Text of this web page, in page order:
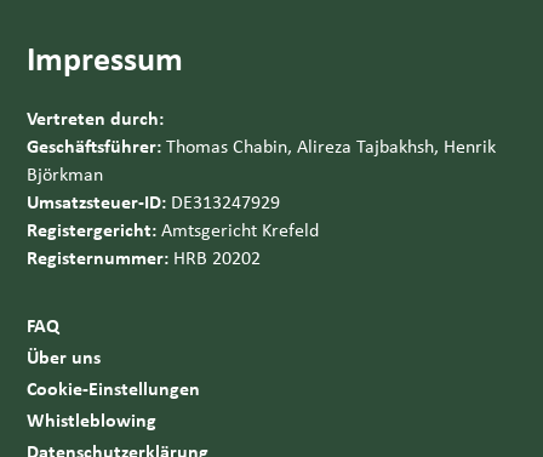
Impressum
Vertreten durch:
Geschäftsführer:Thomas Chabin, Alireza Tajbakhsh, Henrik
Björkman
Umsatzsteuer-ID: DE313247929
Registergericht:Amtsgericht Krefeld
Registernummer: HRB 20202
FAQ
Über uns
Cookie-Einstellungen
Whistleblowing
Datenschutzerklärung